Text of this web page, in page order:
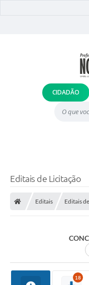
O que
CIDADÃO
Editais de Licitação
Editais Editais
18